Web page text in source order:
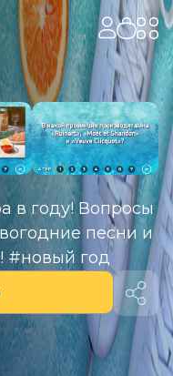
в году! Вопросы
песни и
#новый год